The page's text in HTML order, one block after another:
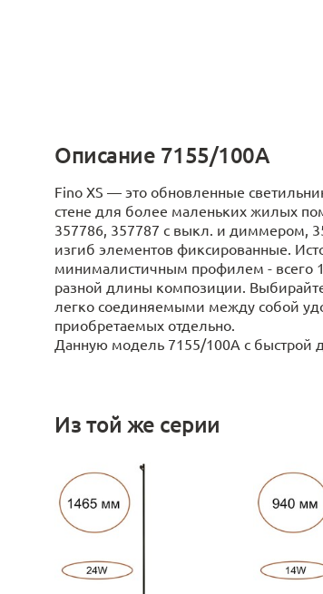
Описание 7155/100A
Fino XS ― это обновленные
стене для более маленьких жилых
357786, 357787 с выкл. и диммером,
изгиб элементов фиксированные.
минималистичным профилем - всего
разной длины композиции.
легко соединяемыми между собой
приобретаемых отдельно.
Данную модель 7155/100A с быстрой
Из той же серии